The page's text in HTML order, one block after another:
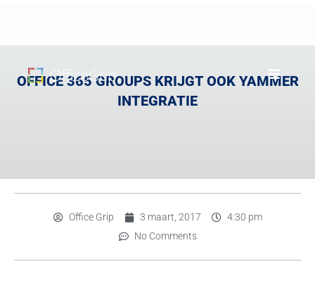
OFFICE 365 GROUPS KRIJGT OOK YAMMER
INTEGRATIE
Office Grip 3 maart, 2017
4:30 pm
No Comments